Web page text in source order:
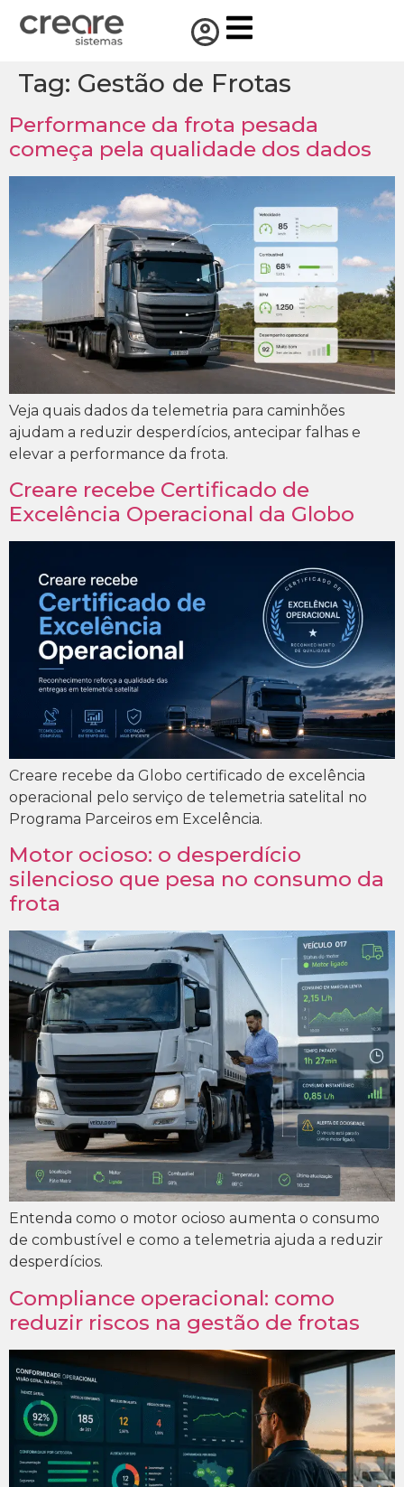
Tag: Gestão de Frotas
Performance da frota pesada
começa pela qualidade dos dados
Veja quais dados da telemetria para caminhões
ajudam a reduzir desperdícios, antecipar falhas e
elevar a performance da frota.
Creare recebe Certificado de
Excelência Operacional da Globo
Creare recebe da Globo certificado de excelência
operacional pelo serviço de telemetria satelital no
Programa Parceiros em Excelência.
Motor ocioso: o desperdício
silencioso que pesa no consumo da
frota
Entenda como o motor ocioso aumenta o consumo
de combustível e como a telemetria ajuda a reduzir
desperdícios.
Compliance operacional: como
reduzir riscos na gestão de frotas